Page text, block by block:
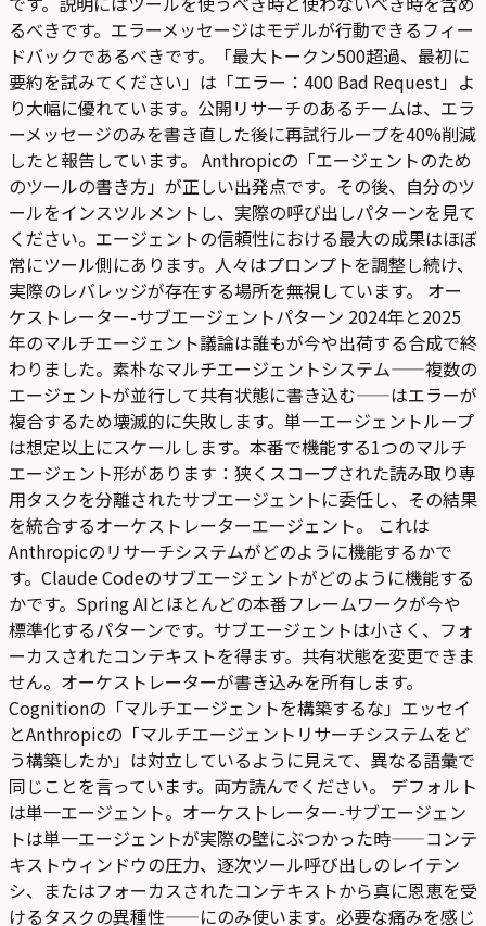
るべきです。エラーメッセージはモデルが行動できるフィー
ドバックであるべきです。「最大トークン500超過、最初に
要約を試みてください」は「エラー：400 Bad Request」よ
り大幅に優れています。公開リサーチのあるチームは、エラ
ーメッセージのみを書き直した後に再試行ループを40%削減
したと報告しています。 Anthropicの「エージェントのため
のツールの書き方」が正しい出発点です。その後、自分のツ
ールをインスツルメントし、実際の呼び出しパターンを見て
ください。エージェントの信頼性における最大の成果はほぼ
常にツール側にあります。人々はプロンプトを調整し続け、
実際のレバレッジが存在する場所を無視しています。 オー
ケストレーター-サブエージェントパターン 2024年と2025
年のマルチエージェント議論は誰もが今や出荷する合成で終
わりました。素朴なマルチエージェントシステム——複数の
エージェントが並行して共有状態に書き込む——はエラーが
複合するため壊滅的に失敗します。単一エージェントループ
は想定以上にスケールします。本番で機能する1つのマルチ
エージェント形があります：狭くスコープされた読み取り専
用タスクを分離されたサブエージェントに委任し、その結果
を統合するオーケストレーターエージェント。 これは
Anthropicのリサーチシステムがどのように機能するかで
す。Claude Codeのサブエージェントがどのように機能する
かです。Spring AIとほとんどの本番フレームワークが今や
標準化するパターンです。サブエージェントは小さく、フォ
ーカスされたコンテキストを得ます。共有状態を変更できま
せん。オーケストレーターが書き込みを所有します。
Cognitionの「マルチエージェントを構築するな」エッセイ
とAnthropicの「マルチエージェントリサーチシステムをど
う構築したか」は対立しているように見えて、異なる語彙で
同じことを言っています。両方読んでください。 デフォルト
は単一エージェント。オーケストレーター-サブエージェン
トは単一エージェントが実際の壁にぶつかった時——コンテ
キストウィンドウの圧力、逐次ツール呼び出しのレイテン
シ、またはフォーカスされたコンテキストから真に恩恵を受
けるタスクの異種性——にのみ使います。必要な痛みを感じ